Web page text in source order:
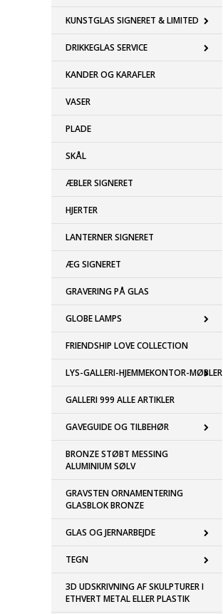
KUNSTGLAS SIGNERET & LIMITED
DRIKKEGLAS SERVICE
KANDER OG KARAFLER
VASER
PLADE
SKÅL
ÆBLER SIGNERET
HJERTER
LANTERNER SIGNERET
ÆG SIGNERET
GRAVERING PÅ GLAS
GLOBE LAMPS
FRIENDSHIP LOVE COLLECTION
LYS-GALLERI-HJEMMEKONTOR-MØBLER
GALLERI 999 ALLE ARTIKLER
GAVEGUIDE OG TILBEHØR
BRONZE STØBT MESSING
ALUMINIUM SØLV
GRAVSTEN ORNAMENTERING
GLASBLOK BRONZE
GLAS OG JERNARBEJDE
TEGN
3D UDSKRIVNING AF SKULPTURER I
ETHVERT METAL ELLER PLASTIK